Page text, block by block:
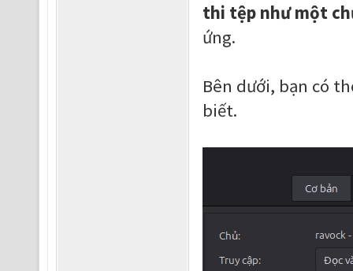
thi tệp như một
ứng.
Bên dưới, bạn có
biết.